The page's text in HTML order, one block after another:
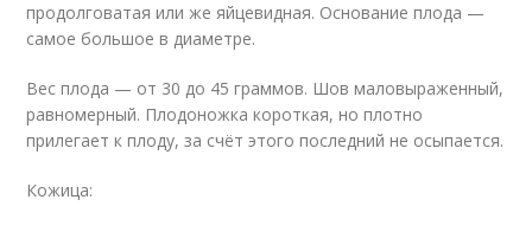
продолговатая или же яйцевидная. Основание плода —
самое большое в диаметре.
Вес плода — от 30 до 45 граммов. Шов маловыраженный,
равномерный. Плодоножка короткая, но плотно
прилегает к плоду, за счёт этого последний не осыпается.
Кожица: